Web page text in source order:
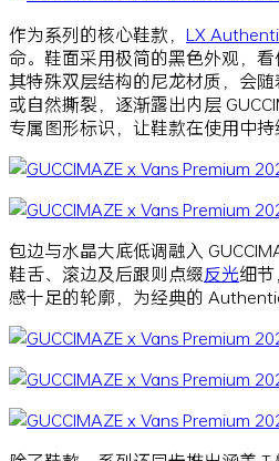
作为系列的核心鞋款， LX
命。鞋面采用极简的黑色外观，
其特殊双层结构的尼龙材质，会
或自然撕裂，逐渐露出内层
专属图形标识，让鞋款在使用中持
包边与水晶大底低调融入
鞋舌、滚边及后跟则点缀反光细
感十足的轮廓，为经典的